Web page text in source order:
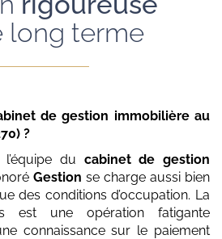
long terme
de gestion immobilière au
?
du cabinet de gestion
Gestion se charge aussi bien
des conditions d’occupation. La
est une opération fatigante
connaissance sur le paiement